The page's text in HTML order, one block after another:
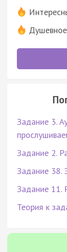
Задание 3.
Задание 2.
Задание 38.
Задание 11.
Теория к